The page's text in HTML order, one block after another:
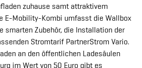
zuhause samt attraktivem
E-Mobility-Kombi umfasst die Wallbox
smarten Zubehör, die Installation der
Stromtarif PartnerStrom Vario.
an den öffentlichen Ladesäulen
im Wert von 50 Euro gibt es